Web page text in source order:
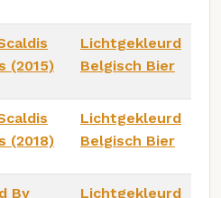
(2015)
Lichtgekleurd
Belgisch Bier
(2018)
Lichtgekleurd
Belgisch Bier
By
Lichtgekleurd